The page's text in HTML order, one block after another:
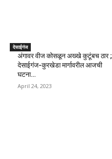
देसाईगंज
अंगावर वीज कोसळून अख्खे कुटूंबच ठार ;
देसाईगंज-कुरखेडा मार्गावरील आजची
घटना…
April 24, 2023